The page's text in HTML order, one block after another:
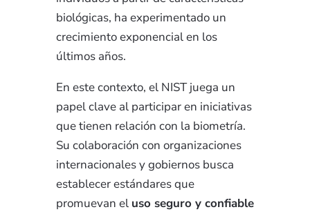
biológicas, ha experimentado un
crecimiento exponencial en los
últimos años.
En este contexto, el NIST juega un
papel clave al participar en iniciativas
que tienen relación con la biometría.
Su colaboración con organizaciones
internacionales y gobiernos busca
establecer estándares que
promuevan el uso seguro y confiable